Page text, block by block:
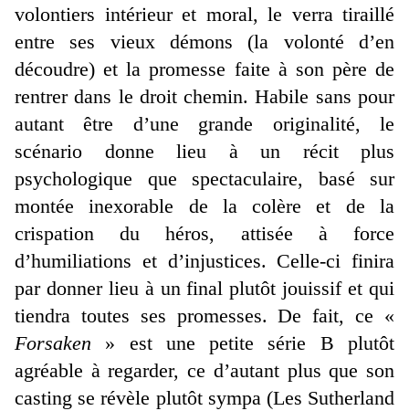
volontiers intérieur et moral, le verra tiraillé
entre ses vieux démons (la volonté d’en
découdre) et la promesse faite à son père de
rentrer dans le droit chemin. Habile sans pour
autant être d’une grande originalité, le
scénario donne lieu à un récit plus
psychologique que spectaculaire, basé sur
montée inexorable de la colère et de la
crispation du héros, attisée à force
d’humiliations et d’injustices. Celle-ci finira
par donner lieu à un final plutôt jouissif et qui
tiendra toutes ses promesses. De fait, ce «
Forsaken » est une petite série B plutôt
agréable à regarder, ce d’autant plus que son
casting se révèle plutôt sympa (Les Sutherland